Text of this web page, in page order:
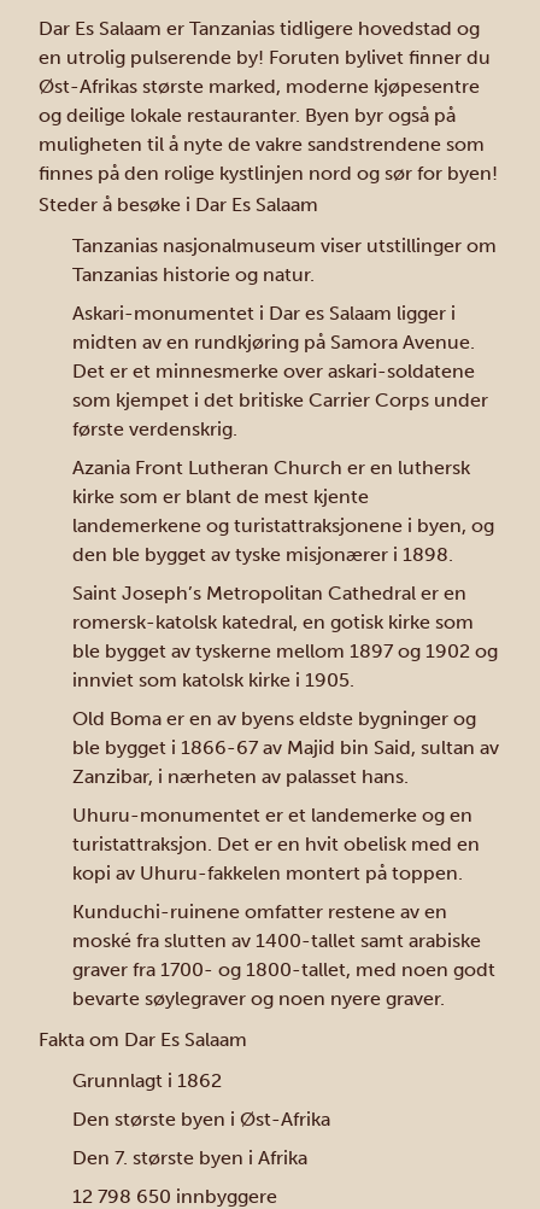
Dar Es Salaam er Tanzanias tidligere hovedstad og
en utrolig pulserende by! Foruten bylivet finner du
Øst-Afrikas største marked, moderne kjøpesentre
og deilige lokale restauranter. Byen byr også på
muligheten til å nyte de vakre sandstrendene som
finnes på den rolige kystlinjen nord og sør for byen!
Steder å besøke i Dar Es Salaam
Tanzanias nasjonalmuseum viser utstillinger om
Tanzanias historie og natur.
Askari-monumentet i Dar es Salaam ligger i
midten av en rundkjøring på Samora Avenue.
Det er et minnesmerke over askari-soldatene
som kjempet i det britiske Carrier Corps under
første verdenskrig.
Azania Front Lutheran Church er en luthersk
kirke som er blant de mest kjente
landemerkene og turistattraksjonene i byen, og
den ble bygget av tyske misjonærer i 1898.
Saint Joseph’s Metropolitan Cathedral er en
romersk-katolsk katedral, en gotisk kirke som
ble bygget av tyskerne mellom 1897 og 1902 og
innviet som katolsk kirke i 1905.
Old Boma er en av byens eldste bygninger og
ble bygget i 1866-67 av Majid bin Said, sultan av
Zanzibar, i nærheten av palasset hans.
Uhuru-monumentet er et landemerke og en
turistattraksjon. Det er en hvit obelisk med en
kopi av Uhuru-fakkelen montert på toppen.
Kunduchi-ruinene omfatter restene av en
moské fra slutten av 1400-tallet samt arabiske
graver fra 1700- og 1800-tallet, med noen godt
bevarte søylegraver og noen nyere graver.
Fakta om Dar Es Salaam
Grunnlagt i 1862
Den største byen i Øst-Afrika
Den 7. største byen i Afrika
12 798 650 innbyggere